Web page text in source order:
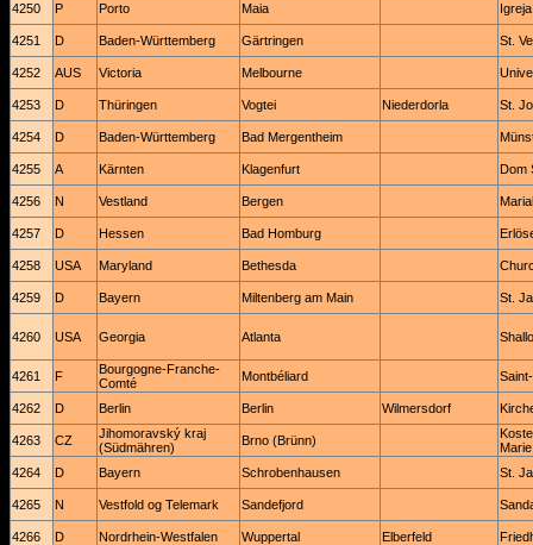
4250 P Porto Maia
4251 D Baden-Württemberg Gärtringen St.
4252 AUS Victoria Melbourne
4253 D Thüringen Vogtei Niederdorla St.
4254 D Baden-Württemberg Bad Mergentheim
4255 A Kärnten Klagenfurt Dom
4256 N Vestland Bergen
4257 D Hessen Bad Homburg
4258 USA Maryland Bethesda
4259 D Bayern Miltenberg am Main St.
4260 USA Georgia Atlanta
4261 F
Bourgogne-Franche-
Comté
Montbéliard
4262 D Berlin Berlin Wilmersdorf
4263 CZ
Jihomoravský kraj
(Südmähren)
Brno (Brünn)
Marie
4264
D Bayern Schrobenhausen St.
4265 N Vestfold og Telemark Sandefjord
4266 D Nordrhein-Westfalen Wuppertal Elberfeld